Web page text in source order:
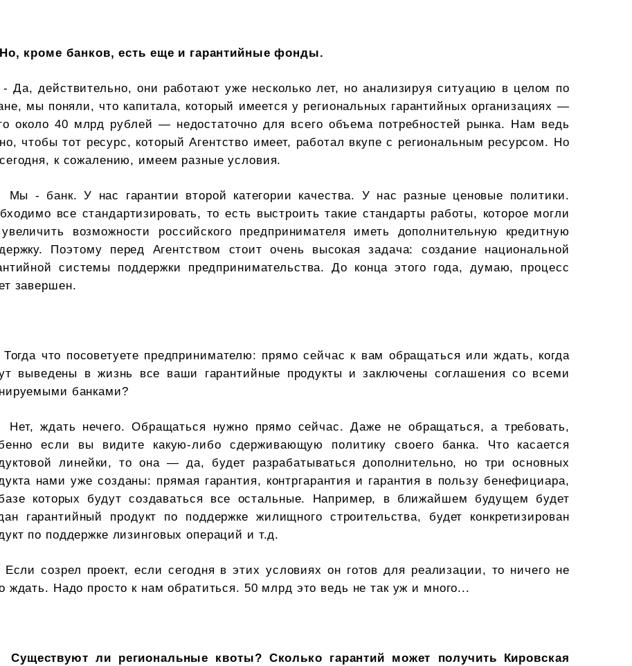
Но, кроме банков, есть еще и гарантийные фонды.
- Да, действительно, они работают уже несколько лет, но анализируя ситуацию в целом по
мы поняли, что капитала, который имеется у региональных гарантийных организациях —
около 40 млрд рублей — недостаточно для всего объема потребностей рынка. Нам ведь
чтобы тот ресурс, который Агентство имеет, работал вкупе с региональным ресурсом. Но
к сожалению, имеем разные условия.
Мы - банк. У нас гарантии второй категории качества. У нас разные ценовые политики.
все стандартизировать, то есть выстроить такие стандарты работы, которое могли
возможности российского предпринимателя иметь дополнительную кредитную
Поэтому перед Агентством стоит очень высокая задача: создание национальной
системы поддержки предпринимательства. До конца этого года, думаю, процесс
завершен.
Тогда что посоветуете предпринимателю: прямо сейчас к вам обращаться или ждать, когда
выведены в жизнь все ваши гарантийные продукты и заключены соглашения со всеми
банками?
Нет, ждать нечего. Обращаться нужно прямо сейчас. Даже не обращаться, а требовать,
если вы видите какую-либо сдерживающую политику своего банка. Что касается
линейки, то она — да, будет разрабатываться дополнительно, но три основных
нами уже созданы: прямая гарантия, контргарантия и гарантия в пользу бенефициара,
которых будут создаваться все остальные. Например, в ближайшем будущем будет
гарантийный продукт по поддержке жилищного строительства, будет конкретизирован
по поддержке лизинговых операций и т.д.
Если созрел проект, если сегодня в этих условиях он готов для реализации, то ничего не
ждать. Надо просто к нам обратиться. 50 млрд это ведь не так уж и много...
Существуют ли региональные квоты? Сколько гарантий может получить Кировская